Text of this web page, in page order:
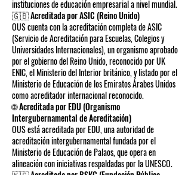
instituciones de educación empresarial a nivel mundial.
🇬🇧 Acreditada por ASIC (Reino Unido)
OUS cuenta con la acreditación completa de ASIC
(Servicio de Acreditación para Escuelas, Colegios y
Universidades Internacionales), un organismo aprobado
por el gobierno del Reino Unido, reconocido por UK
ENIC, el Ministerio del Interior británico, y listado por el
Ministerio de Educación de los Emiratos Árabes Unidos
como acreditador internacional reconocido.
🌐 Acreditada por EDU (Organismo
Intergubernamental de Acreditación)
OUS está acreditada por EDU, una autoridad de
acreditación intergubernamental fundada por el
Ministerio de Educación de Palaos, que opera en
alineación con iniciativas respaldadas por la UNESCO.